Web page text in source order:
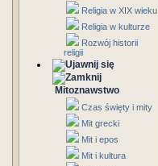
Religia w XIX wieku
Religia w kulturze
Rozwój historii
religii
Mitoznawstwo
Czas święty i mity
Mit grecki
Mit i epos
Mit i kultura